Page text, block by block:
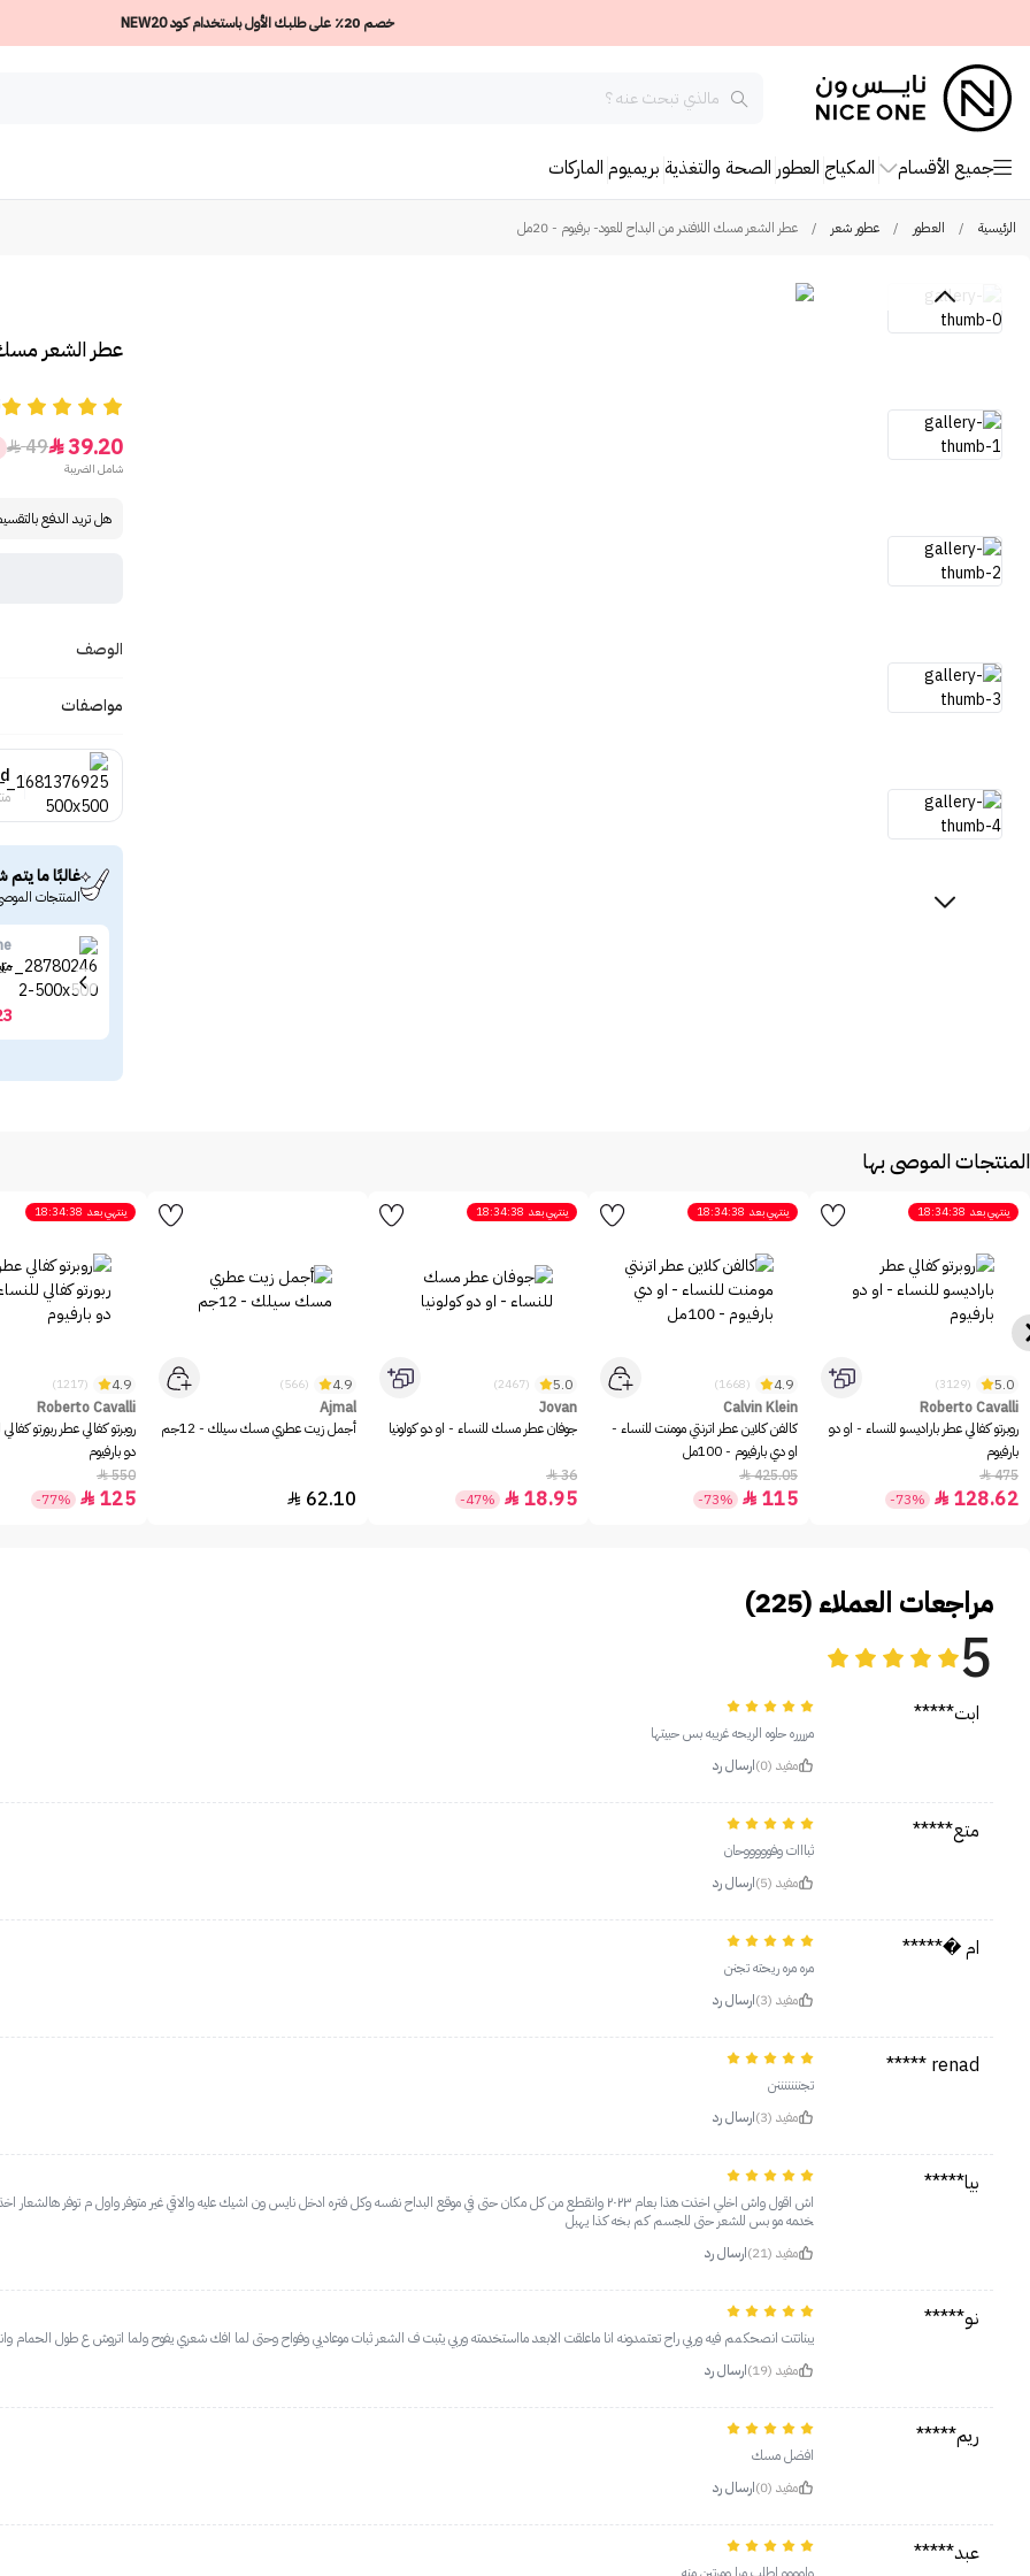
خصم 20٪ على طلبك الأول باستخدام كود NEW20
جميع الأقسام المكياج العطور الصحة والتغذية بريميوم الماركات
الرئيسية / العطور / عطور شعر / عطر الشعر مسك اللافندر من البداح للعود- برفيوم - 20مل
عطر الشعر مسك
39.20

49

شامل الضريبة
هل تريد الدفع
الوصف
مواصفات
غالبًا ما يتم
المنتجات
المنتجات الموصى بها
ينتهي بعد 18:34:38
5.0
(3129)
Roberto Cavalli
روبرتو كفالي عطر باراديسو للنساء - او دو
بارفيوم
475

128.62

-73%
ينتهي بعد 18:34:38
4.9
(1668)
Calvin Klein
كالفن كلاين عطر اترنتي مومنت للنساء -
او دي بارفيوم - 100مل
425.05

115

-73%
ينتهي بعد 18:34:38
5.0
(2467)
Jovan
جوفان عطر مسك للنساء - او دو كولونيا
36

18.95

-47%
4.9
(566)
Ajmal
أجمل زيت عطري مسك سيلك - 12جم
62.10

ينتهي بعد 18:34:38
4.9
(1217)
Roberto Cavalli
روبرتو كفالي عطر ربورتو
دو بارفيوم
550

125

-77%
مراجعات العملاء (225)
5
ابت*****
مرررره حلوه الريحه غريبه بس حبيتها
مفيد (0)
ارسال رد
متع*****
ثبااات وفوووووحان
مفيد (5)
ارسال رد
ام �*****
مره مره ريحته تجنن
مفيد (3)
ارسال رد
renad *****
تجنننننننن
مفيد (3)
ارسال رد
بيا*****
خدمه مو بس للشعر حتى للجسم كم بخه كذا يهبل
مفيد (21)
ارسال رد
نـو*****
يبناتتت انصحكمم فيه وربي راح تعتمدونه انا ماعلقت الابعد مااستخدمته وربي يثبت ف الشعر ثبات موعاديي وفواح وحتى لما افك شعري يفوح ولما اتروش ع طول الحمام
مفيد (19)
ارسال رد
ريم*****
افضل مسك
مفيد (0)
ارسال رد
عبد*****